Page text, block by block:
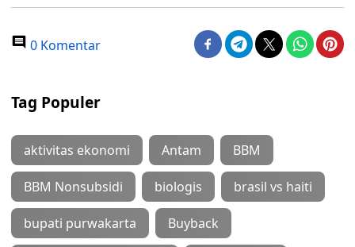
0 Komentar
Tag Populer
aktivitas ekonomi Antam BBM
BBM Nonsubsidi biologis brasil vs haiti
bupati purwakarta Buyback